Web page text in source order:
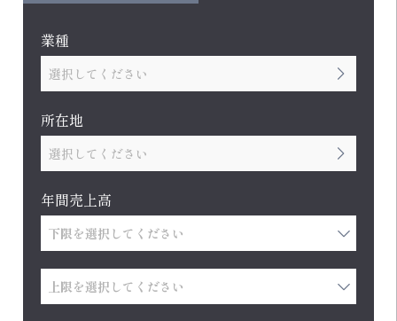
業種
選択してください
所在地
選択してください
年間売上高